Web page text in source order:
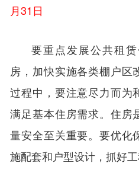
月31日
要重点发展公共租
房，加快实施各类棚户区
过程中，要注意尽力而为
满足基本住房需求。住房
量安全至关重要。要优化
施配套和户型设计，抓好工